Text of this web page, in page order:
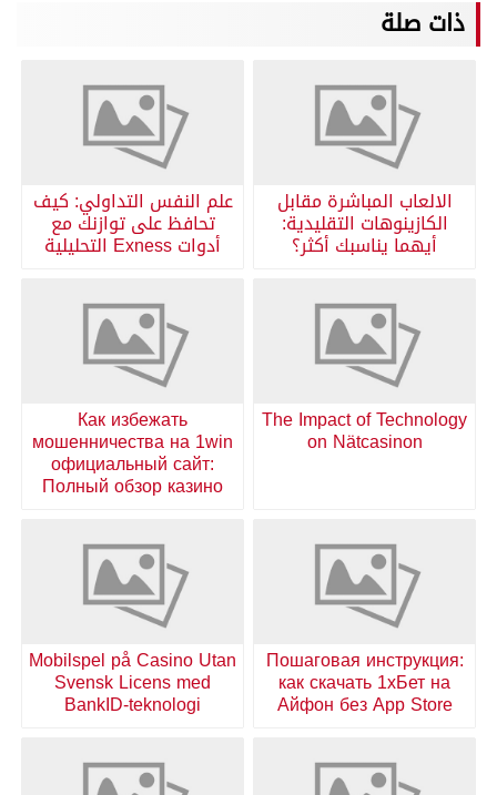
ذات صلة
الالعاب المباشرة مقابل
الكازينوهات التقليدية:
أيهما يناسبك أكثر؟
علم النفس التداولي: كيف
تحافظ على توازنك مع
أدوات Exness التحليلية
The Impact of Technology
on Nätcasinon
Как избежать
мошенничества на 1win
официальный сайт:
Полный обзор казино
Пошаговая инструкция:
как скачать 1хБет на
Айфон без App Store
Mobilspel på Casino Utan
Svensk Licens med
BankID-teknologi